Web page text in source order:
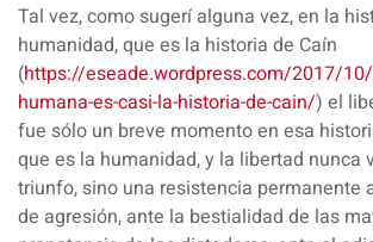
Tal vez, como sugerí alguna vez, en la
humanidad, que es la historia de Caín
(https://eseade.wordpress.com/2017/
humana-es-casi-la-historia-de-cain/) el
fue sólo un breve momento en esa
que es la humanidad, y la libertad nunca
triunfo, sino una resistencia permanente
de agresión, ante la bestialidad de las